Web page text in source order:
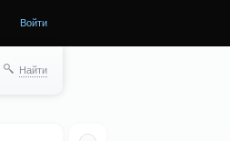
Войти
Найти